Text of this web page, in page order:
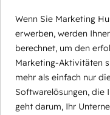
Wenn Sie Marketing
erwerben, werden
berechnet, um den
Marketing-Aktivitäten
mehr als einfach nur
Softwarelösungen, die
geht darum, Ihr